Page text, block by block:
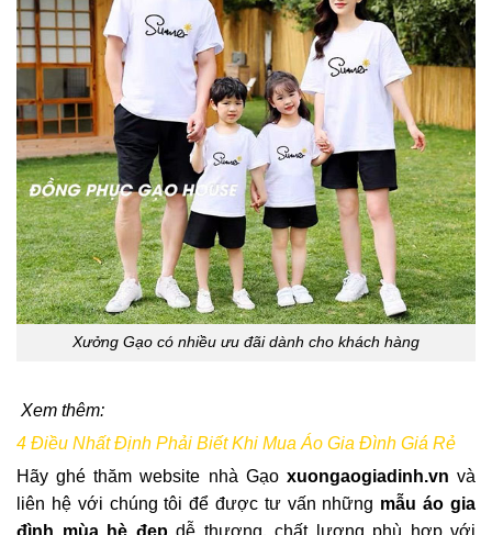
Xưởng Gạo có nhiều ưu đãi dành cho khách hàng
Xem thêm:
4 Điều Nhất Định Phải Biết Khi Mua Áo Gia Đình Giá Rẻ
Hãy ghé thăm website nhà Gạo xuongaogiadinh.vn và
liên hệ với chúng tôi để được tư vấn những mẫu áo gia
đình mùa hè đẹp dễ thương, chất lượng phù hợp với